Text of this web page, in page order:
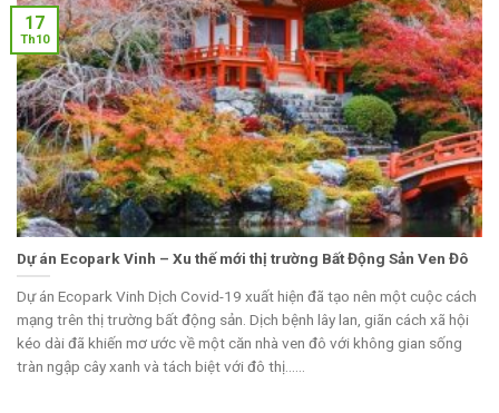
Dự án Ecopark Vinh – Xu thế mới thị trường Bất Động Sản Ven Đô
Dự án Ecopark Vinh Dịch Covid-19 xuất hiện đã tạo nên một cuộc cách
mạng trên thị trường bất động sản. Dịch bệnh lây lan, giãn cách xã hội
kéo dài đã khiến mơ ước về một căn nhà ven đô với không gian sống
tràn ngập cây xanh và tách biệt với đô thị......
17
Th10